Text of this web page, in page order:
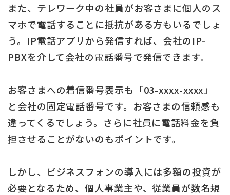
また、テレワーク中の社員がお客さまに個人のス
マホで電話することに抵抗がある方もいるでしょ
う。IP電話アプリから発信すれば、会社のIP-
PBXを介して会社の電話番号で発信できます。
お客さまへの着信番号表示も「03-xxxx-xxxx」
と会社の固定電話番号です。お客さまの信頼感も
違ってくるでしょう。さらに社員に電話料金を負
担させることがないのもポイントです。
しかし、ビジネスフォンの導入には多額の投資が
必要となるため、個人事業主や、従業員が数名規